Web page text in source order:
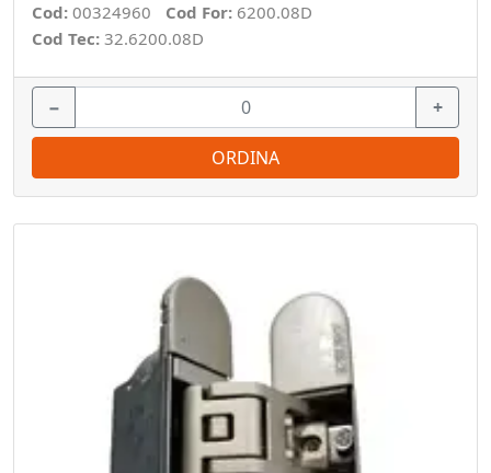
Cod: 00324960 Cod For: 6200.08D
Cod Tec: 32.6200.08D
− +
ORDINA